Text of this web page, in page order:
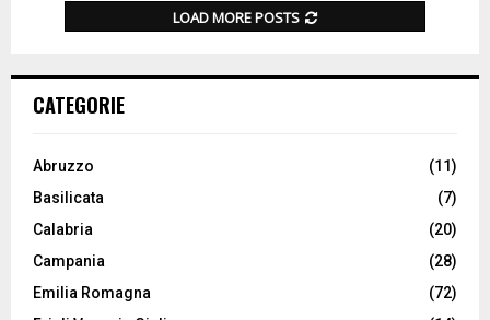
LOAD MORE POSTS
CATEGORIE
Abruzzo
(11)
Basilicata
(7)
Calabria
(20)
Campania
(28)
Emilia Romagna
(72)